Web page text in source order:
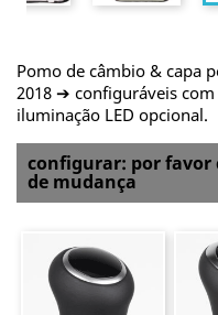
Pomo de câmbio & capa
2018 ➔ configuráveis
iluminação LED opcional.
configurar: por favor
de mudança